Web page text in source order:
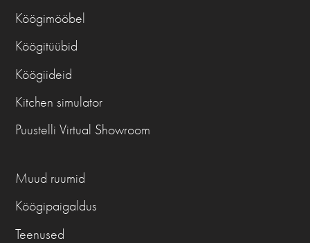
Köögimööbel
Köögitüübid
Köögiideid
Kitchen simulator
Puustelli Virtual Showroom
Muud ruumid
Köögipaigaldus
Teenused